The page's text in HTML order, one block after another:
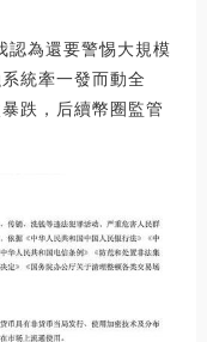
認為還要警惕大規模
統牽一發而動全
跌，后續幣圈監管